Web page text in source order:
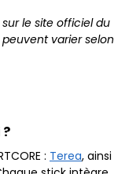
le site officiel du
varier selon
: Terea, ainsi